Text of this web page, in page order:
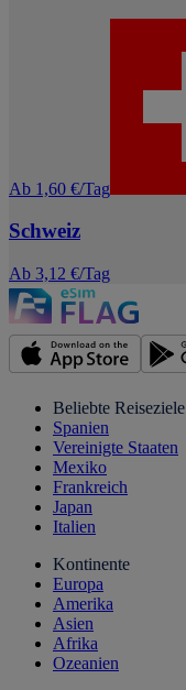
Ab 1,60 €/Tag
Schweiz
Ab 3,12 €/Tag
Beliebte Reiseziele
Spanien
Vereinigte Staaten
Mexiko
Frankreich
Japan
Italien
Kontinente
Europa
Amerika
Asien
Afrika
Ozeanien